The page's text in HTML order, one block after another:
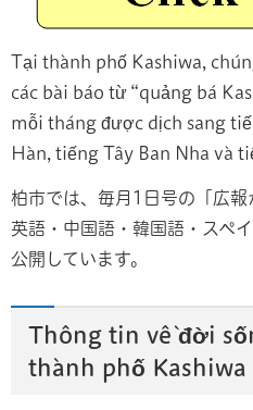
Tại thành phố Kashiwa,
các bài báo từ “quảng bá
mỗi tháng được dịch sang
Hàn, tiếng Tây Ban Nha và
柏市では、毎月1日号の「広報
英語・中国語・韓国語・スペ
公開しています。
Thông tin về đời
thành phố Kashiwa